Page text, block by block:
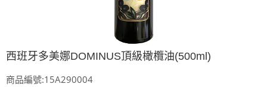
西班牙多美娜DOMINUS頂級橄欖油(500ml)
商品編號:15A290004